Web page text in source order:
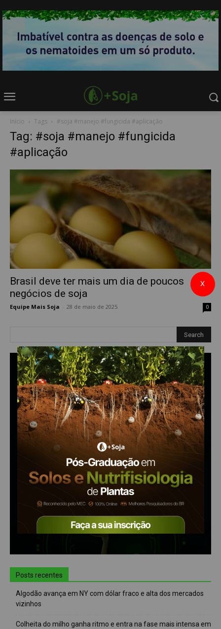
Início Tags #soja #manejo #fungicida #aplicação
Tag: #soja #manejo #fungicida
#aplicação
Brasil deve ter mais um dia de poucos
negócios de soja
Equipe Mais Soja 28 de maio de 2025 0
Posts recentes
Algodão avança em NY com dólar fraco e alta dos mercados
vizinhos
Colheita do milho ganha ritmo e entra na fase mais intensa em
X